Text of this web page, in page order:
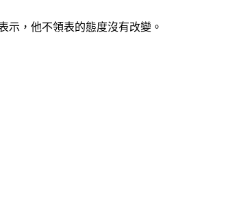
示，他不領表的態度沒有改變。